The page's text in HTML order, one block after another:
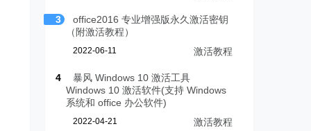
3
office2016 专业增强版永久激活密钥
（附激活教程）
2022-06-11 激活教程
4
暴风 Windows 10 激活工具
Windows 10 激活软件(支持 Windows
系统和 office 办公软件)
2022-04-21 激活教程